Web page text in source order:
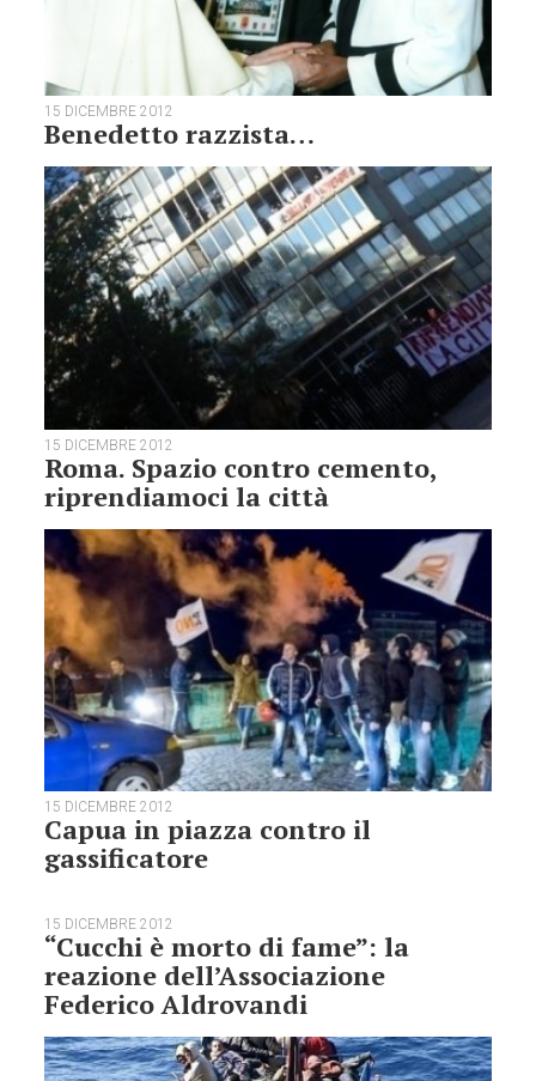
15 DICEMBRE 2012
Benedetto razzista…
15 DICEMBRE 2012
Roma. Spazio contro cemento,
riprendiamoci la città
15 DICEMBRE 2012
Capua in piazza contro il
gassificatore
15 DICEMBRE 2012
“Cucchi è morto di fame”: la
reazione dell’Associazione
Federico Aldrovandi